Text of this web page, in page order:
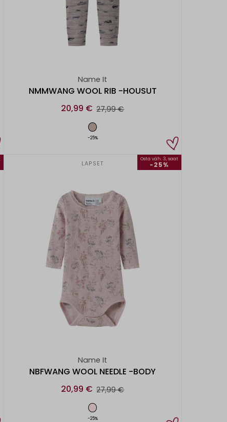
Name It
NMMWANG WOOL RIB -HOUSUT
20,99 € 27,99 €
-25%
LAPSET
Osta väh. 3, saat
-25%
Name It
NBFWANG WOOL NEEDLE -BODY
20,99 € 27,99 €
-25%